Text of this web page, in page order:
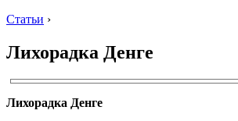
Статьи ›
Лихорадка Денге
Лихорадка Денге